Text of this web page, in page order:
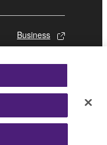
Business